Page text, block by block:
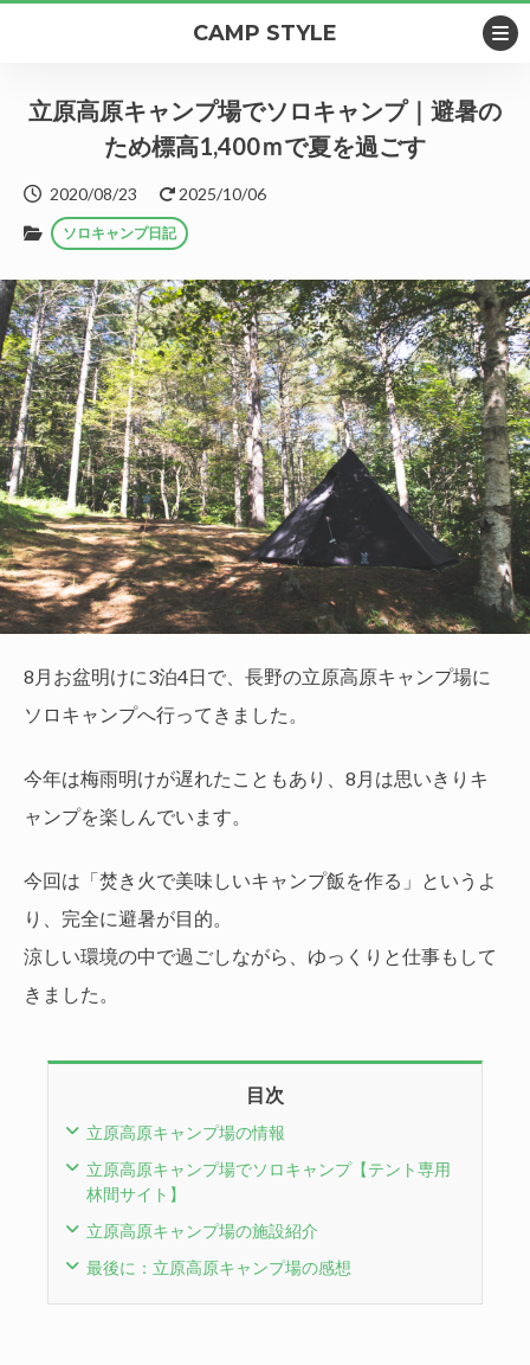
CAMP STYLE
立原高原キャンプ場でソロキャンプ｜避暑の
ため標高1,400ｍで夏を過ごす
2020/08/23 2025/10/06
ソロキャンプ日記
8月お盆明けに3泊4日で、長野の立原高原キャンプ場に
ソロキャンプへ行ってきました。
今年は梅雨明けが遅れたこともあり、8月は思いきりキ
ャンプを楽しんでいます。
今回は「焚き火で美味しいキャンプ飯を作る」というよ
り、完全に避暑が目的。
涼しい環境の中で過ごしながら、ゆっくりと仕事もして
きました。
目次
立原高原キャンプ場の情報
立原高原キャンプ場でソロキャンプ【テント専用
林間サイト】
立原高原キャンプ場の施設紹介
最後に：立原高原キャンプ場の感想